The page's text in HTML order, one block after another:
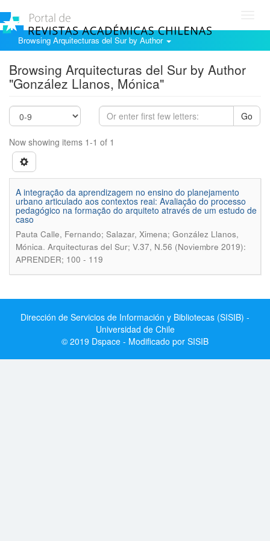
Browsing Arquitecturas del Sur by Author
Browsing Arquitecturas del Sur by Author
"González Llanos, Mónica"
Go
Now showing items 1-1 of 1
A integração da aprendizagem no ensino do planejamento
urbano articulado aos contextos reai: Avaliação do processo
pedagógico na formação do arquiteto através de um estudo de
caso
Pauta Calle, Fernando; Salazar, Ximena; González Llanos,
Mónica. Arquitecturas del Sur; V.37, N.56 (Noviembre 2019):
APRENDER; 100 - 119
Dirección de Servicios de Información y Bibliotecas (SISIB) -
Universidad de Chile
© 2019 Dspace - Modificado por SISIB